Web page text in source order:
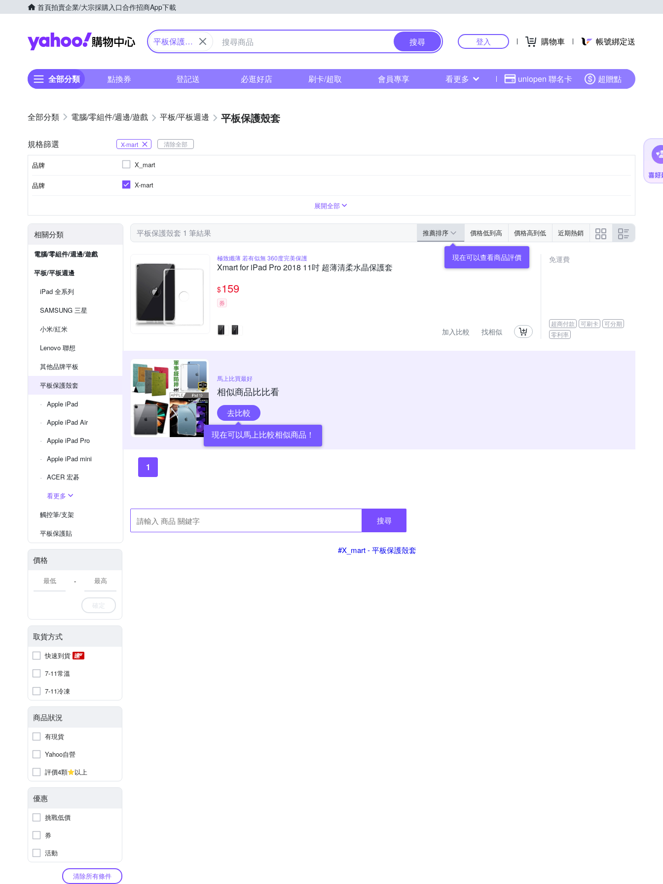
首頁拍賣企業/大宗採購入口合作招商App下載
Yahoo購物中心
平板保護殼
搜尋 登入 購物車 帳號綁定送
全部分類 點換券 登記送 必逛好店 刷卡/超取 會員專享 看更多 uniopen 聯名卡 超贈點
電腦/零組件/週邊/遊戲 平板/平板週邊 平板保護殼套
規格篩選 X-mart 清除全部
品牌 X_mart
品牌 X-mart
展開全部
相關分類
電腦/零組件/週邊/遊戲
平板/平板週邊
iPad 全系列
SAMSUNG 三星
小米/紅米
Lenovo 聯想
其他品牌平板
平板保護殼套
Apple iPad
Apple iPad Air
Apple iPad Pro
Apple iPad mini
ACER 宏碁
看更多
觸控筆/支架
平板保護貼
價格
-
確定
取貨方式
快速到貨
7-11常溫
7-11冷凍
商品狀況
有現貨
Yahoo自營
評價4顆
以上
優惠
挑戰低價
券
活動
清除所有條件
平板保護殼套 1 筆結果 推薦排序 價格低到高 價格高到低 近期熱銷
現在可以查看商品評價
極致纖薄 若有似無 360度完美保護
Xmart for iPad Pro 2018 11吋 超薄清柔水晶保護套
$159
券
加入比較 找相似
免運費
超商付款 可刷卡
可分期
零利率
馬上比買最好
相似商品比比看
去比較
現在可以馬上比較相似商品！
1
搜尋
#X_mart - 平板保護殼套